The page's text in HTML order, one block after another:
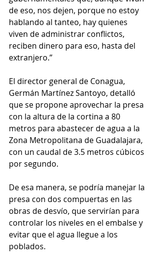
de eso, nos dejen, porque no estoy
hablando al tanteo, hay quienes
viven de administrar conflictos,
reciben dinero para eso, hasta del
extranjero.”
El director general de Conagua,
Germán Martínez Santoyo, detalló
que se propone aprovechar la presa
con la altura de la cortina a 80
metros para abastecer de agua a la
Zona Metropolitana de Guadalajara,
con un caudal de 3.5 metros cúbicos
por segundo.
De esa manera, se podría manejar la
presa con dos compuertas en las
obras de desvío, que servirían para
controlar los niveles en el embalse y
evitar que el agua llegue a los
poblados.